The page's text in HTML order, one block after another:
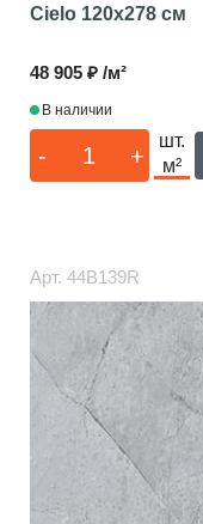
Cielo 120x278 см
48 905 ₽ /м²
В наличии
- +
шт.
м²
Арт. 44B139R